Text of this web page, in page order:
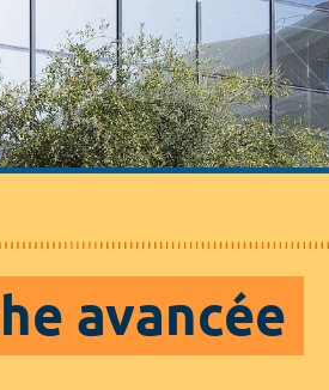
avancée